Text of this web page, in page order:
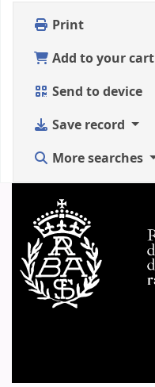
Print
Add to your cart
Send to device
Save record
More searches